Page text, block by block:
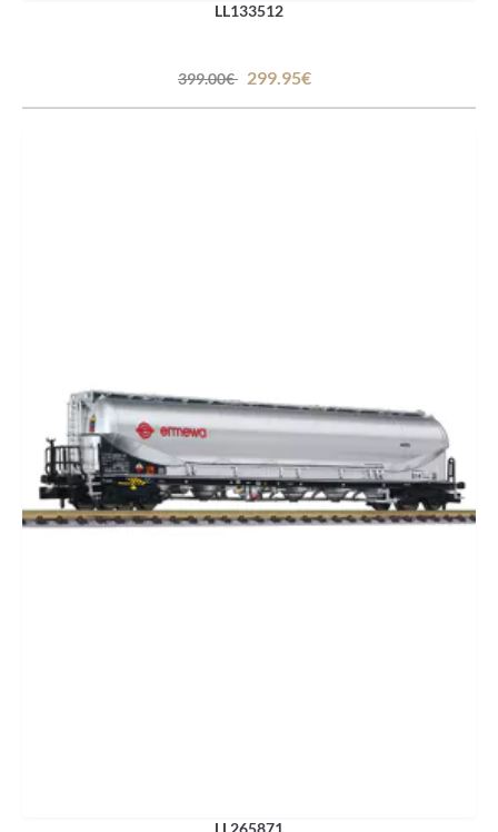
LL133512
399.00€ 299.95€